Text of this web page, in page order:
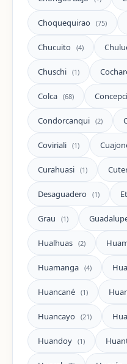
Choquequirao (75)
Chucuito (4)
Chuschi (1)
Colca (68)
Condorcanqui (2)
Coviriali (1)
Curahuasi (1)
Desaguadero (1)
Grau (1)
Hualhuas (2)
Huamanga (4)
Huancané (1)
Huancayo (21)
Huandoy (1)